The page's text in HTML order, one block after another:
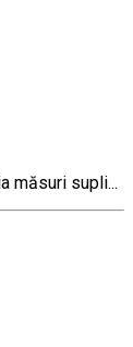
măsuri supli...